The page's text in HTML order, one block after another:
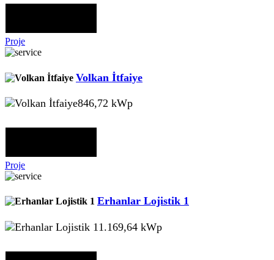
Proje
Volkan İtfaiye
846,72 kWp
Proje
Erhanlar Lojistik 1
1.169,64 kWp